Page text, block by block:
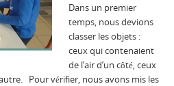
Dans un premier
temps, nous devions
classer les objets :
ceux qui contenaient
de l’air d’un côté, ceux
Pour vérifier, nous avons mis les